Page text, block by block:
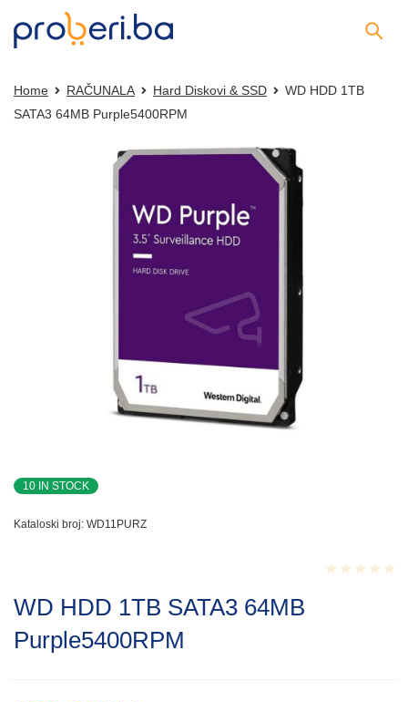
Home RAČUNALA Hard Diskovi & SSD
WD HDD 1TB
SATA3 64MB Purple5400RPM
10 IN STOCK
Kataloski broj: WD11PURZ
WD HDD 1TB SATA3 64MB
Purple5400RPM